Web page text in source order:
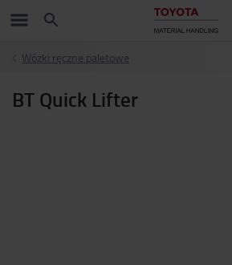
Wózki ręczne paletowe
BT Quick Lifter